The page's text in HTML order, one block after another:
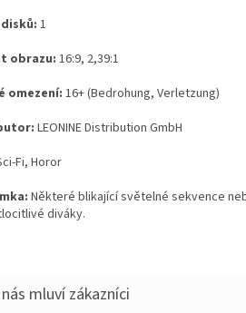
1
obrazu:16:9, 2,39:1
omezení: 16+ (Bedrohung, Verletzung)
LEONINE Distribution GmbH
Fi, Horor
Některé blikající světelné sekvence
diváky.